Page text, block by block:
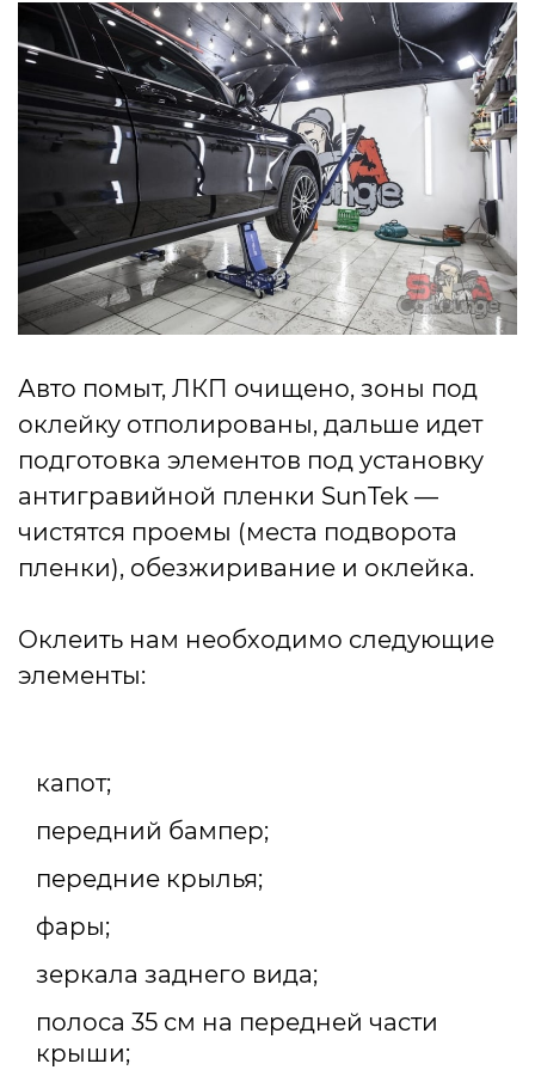
Авто помыт, ЛКП очищено, зоны под
оклейку отполированы, дальше идет
подготовка элементов под установку
антигравийной пленки SunTek —
чистятся проемы (места подворота
пленки), обезжиривание и оклейка.
Оклеить нам необходимо следующие
элементы:
капот;
передний бампер;
передние крылья;
фары;
зеркала заднего вида;
полоса 35 см на передней части
крыши;